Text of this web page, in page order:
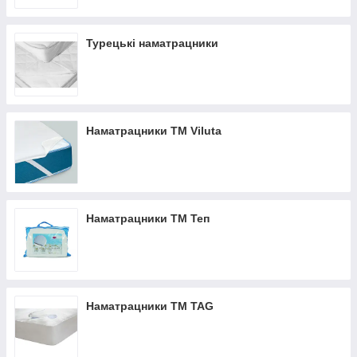
царапин – он банально продлевает срок службы матраса как
минимум на несколько лет;
· для создания микроклимата – с шерстяными и
прохладной температуре в комнате) и отводить пот (в жару).
И еще два важных его преимущества, исходящих из того,
кому (или для кого) стоит заказать наматрасник:
· Для детей – его водонепроницаемая модель станет
заменяет, и на ощупь приятный.
· Для пары – для двух людей, спящих в одной кровати,
Отдельной историей являются топперы. Они удобны для
тех, кому понадобилось сделать ложе жестче или мягче. За
счет материалов с памятью и вставок из кокоса, латекса,
Турецькі наматрацники
Наматрацники TM Viluta
Наматрацники ТМ Теп
Наматрацники ТМ TAG